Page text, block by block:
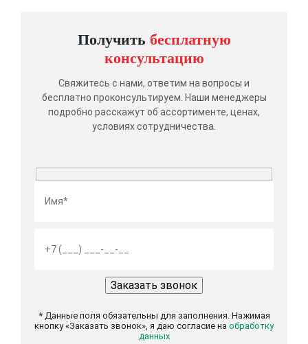
Получить бесплатную
консультацию
Свяжитесь с нами, ответим на вопросы и
бесплатно проконсультируем. Наши менеджеры
подробно расскажут об ассортименте, ценах,
условиях сотрудничества.
* Данные поля обязательны для заполнения. Нажимая
кнопку «Заказать звонок», я даю согласие на обработку
данных